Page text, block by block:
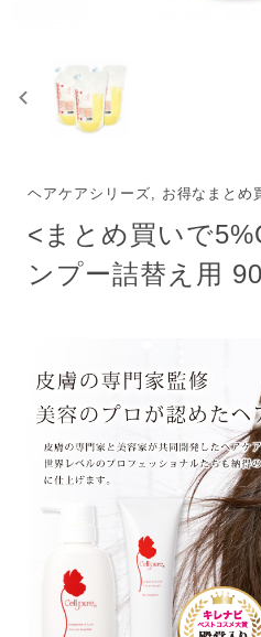
ヘアケアシリーズ, お得なまとめ
<まとめ買いで
ンプー詰替え用